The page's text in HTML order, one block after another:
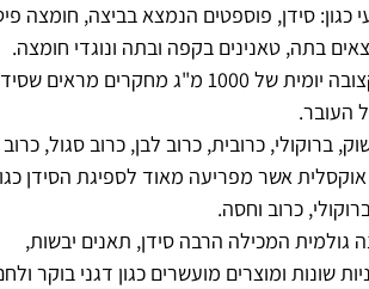
סידן, פוספטים הנמצא בביצה, חומצה
בתה, טאנינים בקפה ובתה ונוגדי חומצה.
– חשוב לצרוך סידן בהריון בקצובה יומית של
העובר.
ברוקולי, כרובית, כרוב לבן, כרוב סגול, כרוב
אשר מפריעה מאוד לספיגת הסידן
כרוב וחסה.
המכילה הרבה סידן, תאנים יבשות,
שונות ומוצרים מועשרים כגון דגני בוקר